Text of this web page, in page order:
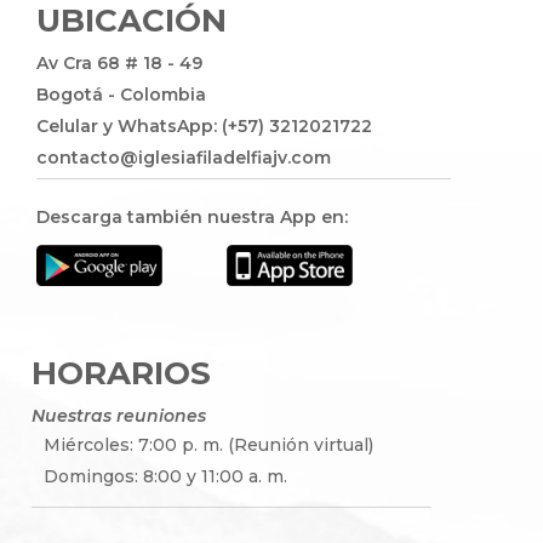
UBICACIÓN
Av Cra 68 # 18 - 49
Bogotá - Colombia
Celular y WhatsApp: (+57) 3212021722
contacto@iglesiafiladelfiajv.com
Descarga también nuestra App en:
HORARIOS
Nuestras reuniones
Miércoles: 7:00 p. m. (Reunión virtual)
Domingos: 8:00 y 11:00 a. m.